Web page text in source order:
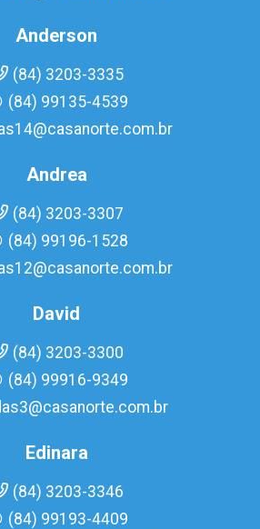
Anderson
(84) 3203-3335
(84) 99135-4539
Andrea
(84) 3203-3307
(84) 99196-1528
David
(84) 3203-3300
(84) 99916-9349
Edinara
(84) 3203-3346
(84) 99193-4409